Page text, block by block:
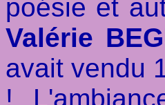
poésie et
Valérie
avait vendu
!